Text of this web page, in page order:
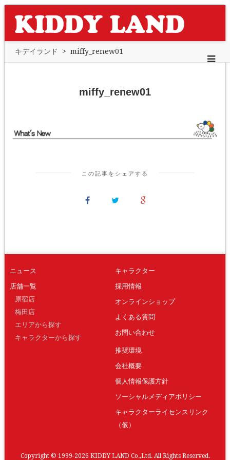
キデイランド > miffy_renew01
miffy_renew01
この記事をシェアする
ニュース
店舗一覧
原宿店
梅田店
エリアから探す
キャラクターから探す
キャラクター
採用情報
オンラインショップ
よくある質問
お問い合わせ
推奨環境
会社概要
個人情報保護方針
ソーシャルメディアポリシー
キャラクターライセンスリンク
（仮）
Copyright © 1999-2026 KIDDY LAND Co.,Ltd. All Rights Reserved.